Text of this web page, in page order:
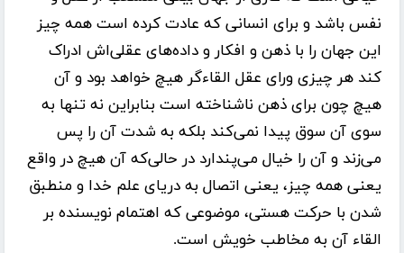
نفس باشد و برای انسانی که عادت کرده است همه چیز
این جهان را با ذهن و افکار و داده‌های عقلی‌اش ادراک
کند هر چیزی ورای عقل القاءگر هیچ خواهد بود و آن
هیچ چون برای ذهن ناشناخته است بنابراین نه تنها به
سوی آن سوق پیدا نمی‌کند بلکه به شدت آن را پس
می‌زند و آن را خیال می‌پندارد در حالی‌که آن هیچ در واقع
یعنی همه چیز، یعنی اتصال به دریای علم خدا و منطبق
شدن با حرکت هستی، موضوعی که اهتمام نویسنده بر
القاء آن به مخاطب خویش است.